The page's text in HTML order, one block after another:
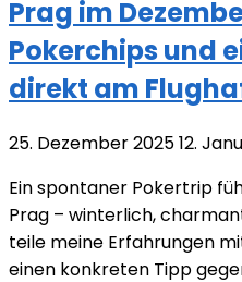
Prag im
Pokerchips und
direkt am
25. Dezember 202512.
Ein spontaner Pokertrip
Prag – winterlich,
teile meine Erfahrungen
einen konkreten Tipp